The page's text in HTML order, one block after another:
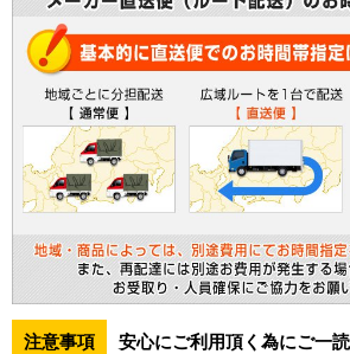
注意事項 安心にご利用頂く為にご一